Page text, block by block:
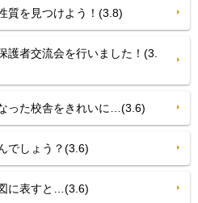
を見つけよう！(3.8)
護者交流会を行いました！(3.
た校舎をきれいに…(3.6)
しょう？(3.6)
に表すと…(3.6)